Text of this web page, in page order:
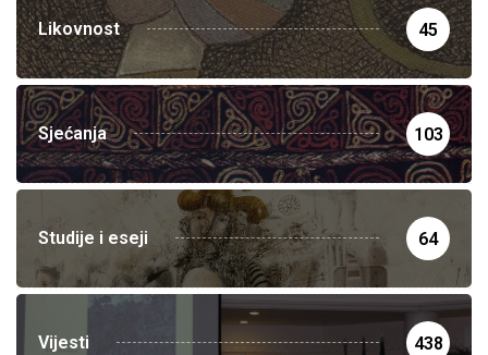
Likovnost 45
Sjećanja 103
Studije i eseji 64
Vijesti 438